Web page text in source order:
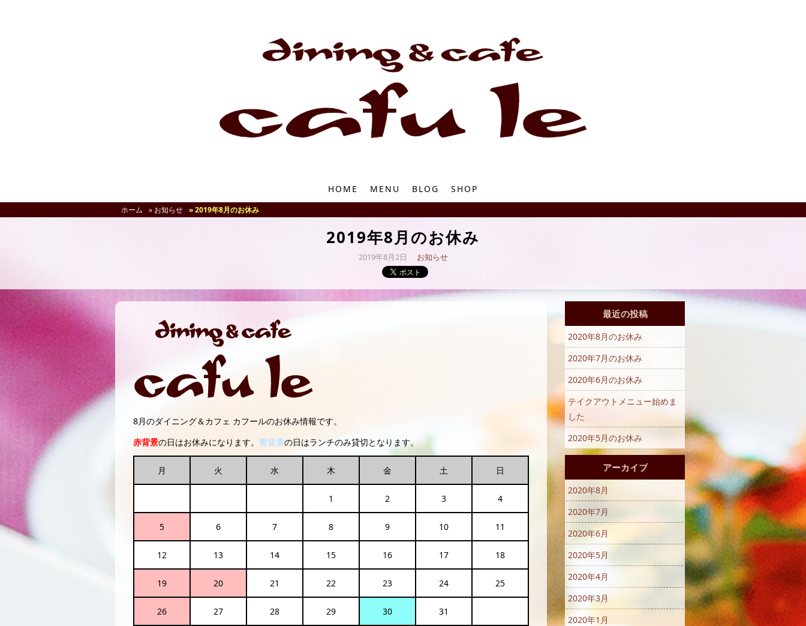
HOME MENU BLOG SHOP
ホーム » お知らせ » 2019年8月のお休み
2019年8月のお休み
2019年8月2日 お知らせ
8月のダイニング＆カフェ カフールのお休み情報です。
赤背景の日はお休みになります。 青背景の日はランチのみ貸切となります。
月 火 水 木 金 土 日
1 2 3 4
5 6 7 8 9 10 11
12 13 14 15 16 17 18
19 20 21 22 23 24 25
26 27 28 29 30 31
最近の投稿
2020年8月のお休み
2020年7月のお休み
2020年6月のお休み
テイクアウトメニュー始めま
した
2020年5月のお休み
アーカイブ
2020年8月
2020年7月
2020年6月
2020年5月
2020年4月
2020年3月
2020年1月